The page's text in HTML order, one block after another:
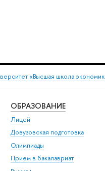
«Высшая школа
ОБРАЗОВАНИЕ
Лицей
Довузовская подготовка
Олимпиады
Прием в бакалавриат